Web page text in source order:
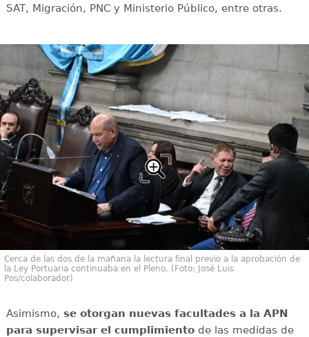
SAT, Migración, PNC y Ministerio Público, entre otras.
Cerca de las dos de la mañana la lectura final previo a la aprobación de
la Ley Portuaria continuaba en el Pleno. (Foto: José Luis
Pos/colaborador)
Asimismo, se otorgan nuevas facultades a la APN
para supervisar el cumplimientode las medidas de